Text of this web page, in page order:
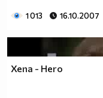
1 013 16.10.2007
Xena - Hero